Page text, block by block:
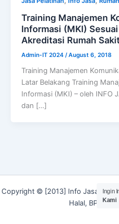
Training Manajemen
Informasi (MKI)
Akreditasi Rumah
Admin-IT 2024 /August 6, 2018
Training Manajemen
Latar Belakang Training
Informasi (MKI) – oleh INFO
dan […]
Copyright © [2013] Info Jasa |
Halal, BPOM
Ingin
Kami